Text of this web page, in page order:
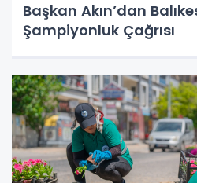
Başkan Akın’dan
Şampiyonluk Çağrısı